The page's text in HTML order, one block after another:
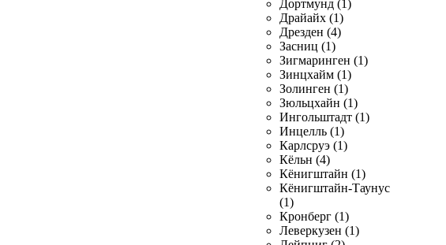
Дортмунд (1)
Драйайх (1)
Дрезден (4)
Засниц (1)
Зигмаринген (1)
Зинцхайм (1)
Золинген (1)
Зюльцхайн (1)
Ингольштадт (1)
Инцелль (1)
Карлсруэ (1)
Кёльн (4)
Кёнигштайн (1)
Кёнигштайн-Таунус
(1)
Кронберг (1)
Леверкузен (1)